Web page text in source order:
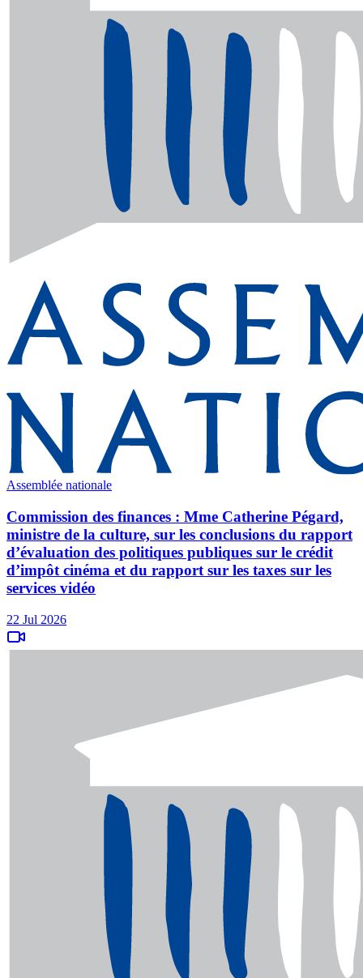
Assemblée nationale
Commission des finances : Mme Catherine Pégard,
ministre de la culture, sur les conclusions du rapport
d’évaluation des politiques publiques sur le crédit
d’impôt cinéma et du rapport sur les taxes sur les
services vidéo
22 Jul 2026